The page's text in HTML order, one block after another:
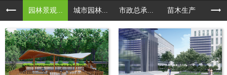
园林景观... 城市园林... 市政总承... 苗木生产